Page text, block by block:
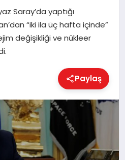
Saray’da yaptığı
“iki ila üç hafta içinde”
değişikliği ve nükleer
Paylaş